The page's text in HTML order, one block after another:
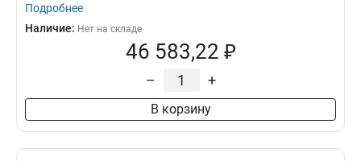
Подробнее
Наличие: Нет на складе
46 583,22 ₽
– +
В корзину